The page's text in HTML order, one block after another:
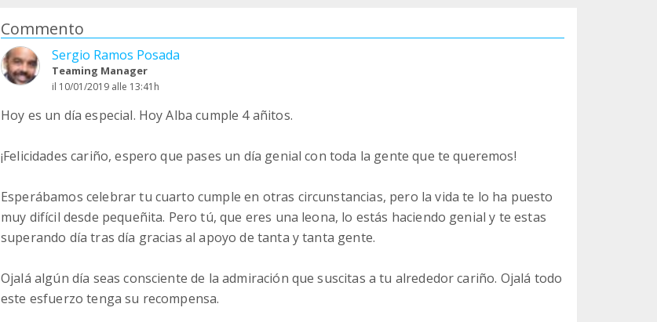
Commento
Sergio Ramos Posada
Teaming Manager
il 10/01/2019 alle 13:41h
Hoy es un día especial. Hoy Alba cumple 4 añitos.
¡Felicidades cariño, espero que pases un día genial con toda la gente que te queremos!
Esperábamos celebrar tu cuarto cumple en otras circunstancias, pero la vida te lo ha puesto
muy difícil desde pequeñita. Pero tú, que eres una leona, lo estás haciendo genial y te estas
superando día tras día gracias al apoyo de tanta y tanta gente.
Ojalá algún día seas consciente de la admiración que suscitas a tu alrededor cariño. Ojalá todo
este esfuerzo tenga su recompensa.